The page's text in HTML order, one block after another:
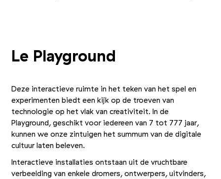
Le Playground
Deze interactieve ruimte in het teken van het spel en
experimenten biedt een kijk op de troeven van
technologie op het vlak van creativiteit. In de
Playground, geschikt voor iedereen van 7 tot 777 jaar,
kunnen we onze zintuigen het summum van de digitale
cultuur laten beleven.
Interactieve installaties ontstaan uit de vruchtbare
verbeelding van enkele dromers, ontwerpers, uitvinders,